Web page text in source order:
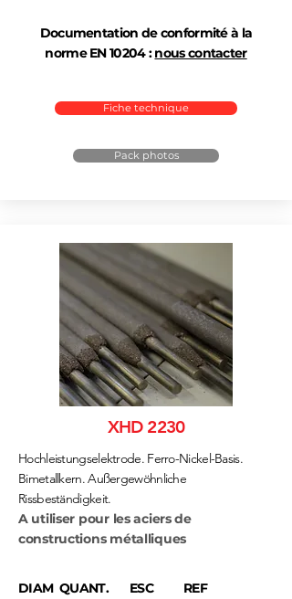
Documentation de conformité à la
norme EN 10204 :nous contacter
Fiche technique
Pack photos
XHD 2230
Hochleistungselektrode. Ferro-Nickel-Basis.
Bimetallkern. Außergewöhnliche
Rissbeständigkeit.
A utiliser pour les aciers de
constructions métalliques
DIAM QUANT.
ESC
REF